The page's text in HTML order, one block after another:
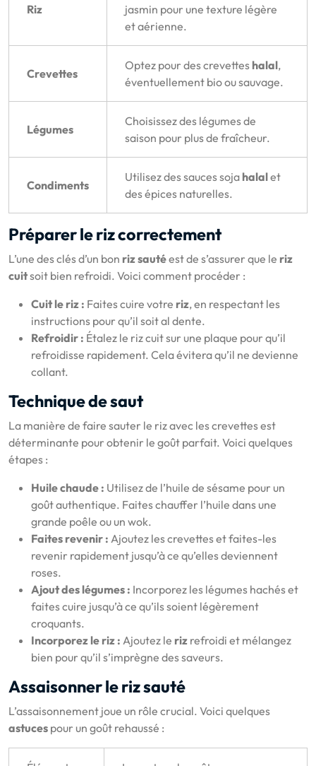
Riz
jasmin pour une texture légère
et aérienne.
Crevettes
Optez pour des crevettes halal,
éventuellement bio ou sauvage.
Légumes
Choisissez des légumes de
saison pour plus de fraîcheur.
Condiments
Utilisez des sauces soja halalet
des épices naturelles.
Préparer le riz correctement
L’une des clés d’un bon riz sautéest de s’assurer que le riz
cuitsoit bien refroidi. Voici comment procéder :
Cuit le riz : Faites cuire votre riz, en respectant les
instructions pour qu’il soit al dente.
Refroidir : Étalez le riz cuit sur une plaque pour qu’il
refroidisse rapidement. Cela évitera qu’il ne devienne
collant.
Technique de saut
La manière de faire sauter le riz avec les crevettes est
déterminante pour obtenir le goût parfait. Voici quelques
étapes :
Huile chaude : Utilisez de l’huile de sésame pour un
goût authentique. Faites chauffer l’huile dans une
grande poêle ou un wok.
Faites revenir : Ajoutez les crevettes et faites-les
revenir rapidement jusqu’à ce qu’elles deviennent
roses.
Ajout des légumes : Incorporez les légumes hachés et
faites cuire jusqu’à ce qu’ils soient légèrement
croquants.
Incorporez le riz : Ajoutez le riz refroidi et mélangez
bien pour qu’il s’imprègne des saveurs.
Assaisonner le riz sauté
L’assaisonnement joue un rôle crucial. Voici quelques
astuces pour un goût rehaussé :